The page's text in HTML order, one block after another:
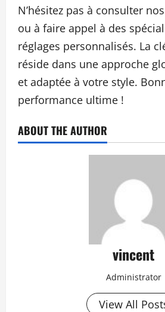
N’hésitez pas à consulter
ou à faire appel à des
réglages personnalisés. La
réside dans une approche
et adaptée à votre style.
performance ultime !
ABOUT THE AUTHOR
vincent
Administrator
View All